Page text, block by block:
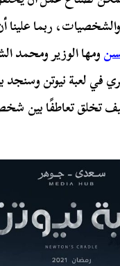
ربما
ومها الوزير ومحمد
في لعبة نيوتن وسنجد
تخلق تعاطفًا بين